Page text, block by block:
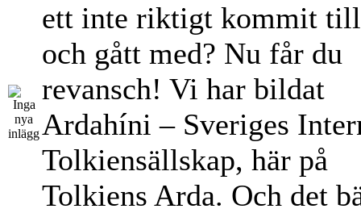
ett inte riktigt kommit
och gått med? Nu får du
revansch! Vi har bildat
Ardahíni – Sveriges
Tolkiensällskap, här på
Tolkiens Arda. Och det